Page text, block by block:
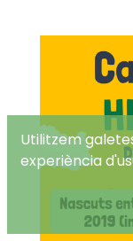
Utilitzem
experiència